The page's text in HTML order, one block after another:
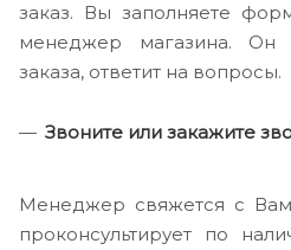
заказ. Вы заполняете
менеджер магазина. Он
заказа, ответит на вопросы.
Звоните или закажите
Менеджер свяжется с
проконсультирует по